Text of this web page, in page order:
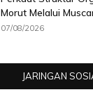
Morut Melalui
07/08/2026
JARINGAN